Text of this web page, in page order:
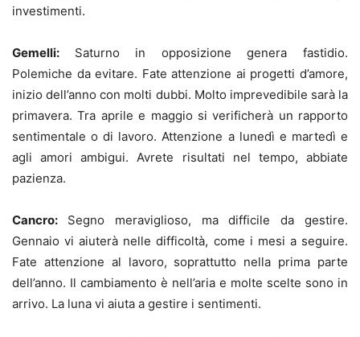
investimenti.
Gemelli: Saturno in opposizione genera fastidio.
Polemiche da evitare. Fate attenzione ai progetti d’amore,
inizio dell’anno con molti dubbi. Molto imprevedibile sarà la
primavera. Tra aprile e maggio si verificherà un rapporto
sentimentale o di lavoro. Attenzione a lunedì e martedì e
agli amori ambigui. Avrete risultati nel tempo, abbiate
pazienza.
Cancro: Segno meraviglioso, ma difficile da gestire.
Gennaio vi aiuterà nelle difficoltà, come i mesi a seguire.
Fate attenzione al lavoro, soprattutto nella prima parte
dell’anno. Il cambiamento è nell’aria e molte scelte sono in
arrivo. La luna vi aiuta a gestire i sentimenti.